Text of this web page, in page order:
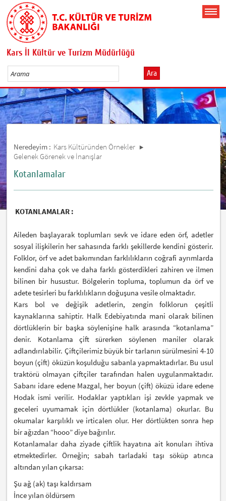
Kars İl Kültür ve Turizm Müdürlüğü
Ara
Neredeyim : Kars Kültüründen Örnekler
Gelenek Görenek ve İnanışlar
Kotanlamalar
KOTANLAMALAR :
Aileden başlayarak toplumları sevk ve idare eden örf, adetler
sosyal ilişkilerin her sahasında farklı şekillerde kendini gösterir.
Folklor, örf ve adet bakımından farklılıkların coğrafi ayrımlarda
kendini daha çok ve daha farklı gösterdikleri zahiren ve ilmen
bilinen bir husustur. Bölgelerin topluma, toplumun da örf ve
adete tesirleri bu farklılıkların doğuşuna vesile olmaktadır.
Kars bol ve değişik adetlerin, zengin folklorun çeşitli
kaynaklarına sahiptir. Halk Edebiyatında mani olarak bilinen
dörtlüklerin bir başka söylenişine halk arasında “kotanlama”
denir. Kotanlama çift sürerken söylenen maniler olarak
adlandırılabilir. Çiftçilerimiz büyük bir tarlanın sürülmesini 4-10
boyun (çift) öküzün koşulduğu sabanla yapmaktadırlar. Bu usul
traktörü olmayan çiftçiler tarafından halen uygulanmaktadır.
Sabanı idare edene Mazgal, her boyun (çift) öküzü idare edene
Hodak ismi verilir. Hodaklar yaptıkları işi zevkle yapmak ve
geceleri uyumamak için dörtlükler (kotanlama) okurlar. Bu
okumalar karşılıklı ve irticalen olur. Her dörtlükten sonra hep
bir ağızdan “hooo” diye bağırılır.
Kotanlamalar daha ziyade çiftlik hayatına ait konuları ihtiva
etmektedirler. Örneğin; sabah tarladaki taşı söküp atınca
altından yılan çıkarsa:
Şu ağ (ak) taşı kaldırsam
İnce yılan öldürsem